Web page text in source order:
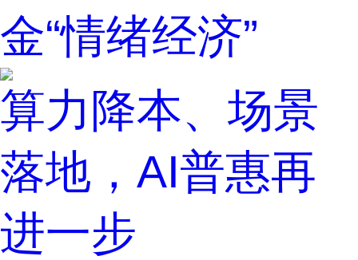
金“情绪经济”
算力降本、场景
落地，AI普惠再
进一步